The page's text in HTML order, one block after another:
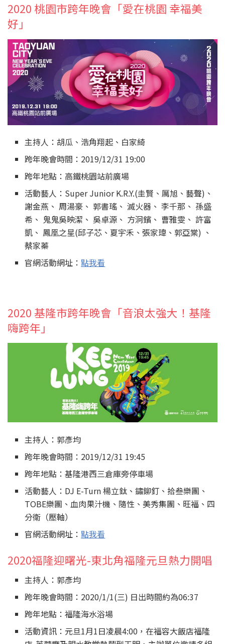
2020 桃園市跨年晚會「愛在桃園 幸福美
好」
主持人：胡瓜、浩角翔起、白家綺
跨年晚會時間：2019/12/31 19:00
跨年地點：高鐵桃園站前廣場
活動藝人：Super Junior K.R.Y.(圭賢、厲旭、藝聲)、
謝金燕、 周湯豪、 郭書瑤、 滅火器、 李千那、 孫盛
希、 鬼鬼吳映潔、 吳卓源、 方泂鑌、 曹雅雯、 許富
凱、 鳳凰之星(邱子芯、夏宇禾、張家瑋、郭亞棠) 、
蔡家蓁
官網活動網址：點我看
2020 基隆市跨年晚會「音浪太強大！基隆
嗨跨年」
主持人：郭彥均
跨年晚會時間：2019/12/31 19:45
跨年地點：基隆港西三倉庫旁停車場
活動藝人：DJ E-Turn 楊立鈦、鏽鉚釘、拾叁樂團、
TOBE樂團、血肉果汁機、隨性、美秀集團、旺福、四
分衛（壓軸）
官網活動網址：點我看
2020福隆迎曙光-東北角福隆元旦熱力開唱
主持人：郭彥均
跨年晚會時間：2020/1/1(三) 日出時間約為06:37
跨年地點：福隆海水浴場
活動資訊：元旦1月1日凌晨4:00，在福容大飯店福隆